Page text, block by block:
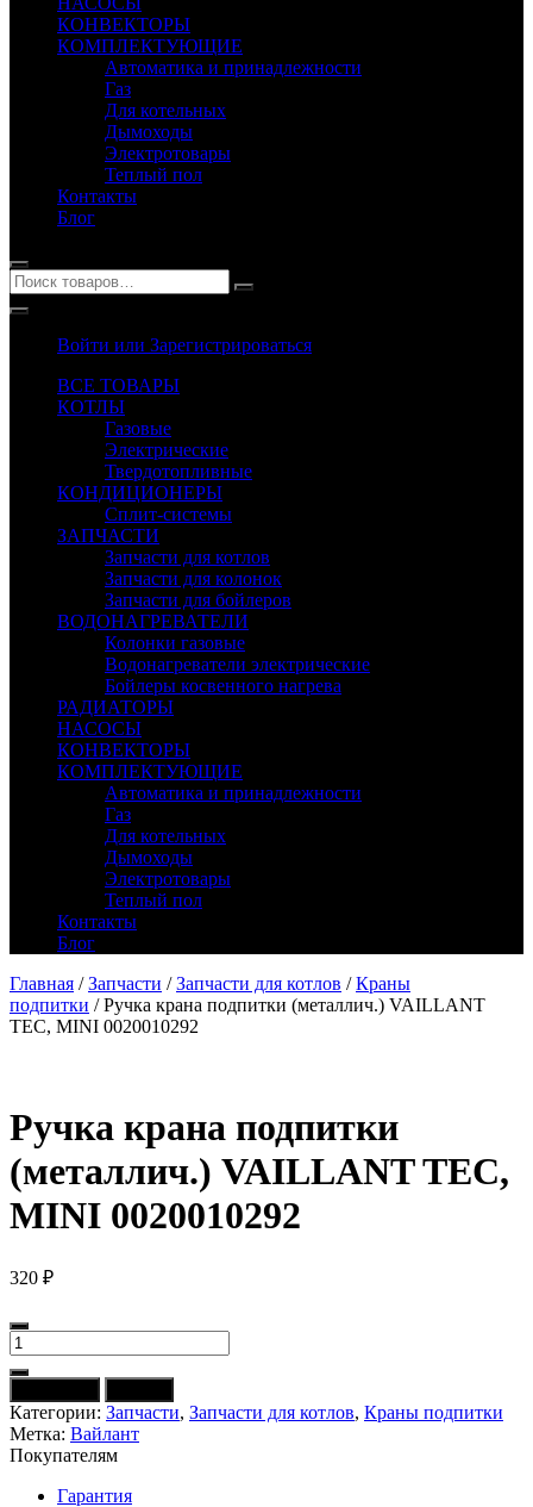
КОНВЕКТОРЫ
КОМПЛЕКТУЮЩИЕ
Автоматика и принадлежности
Газ
Для котельных
Дымоходы
Электротовары
Теплый пол
Контакты
Блог
Войти или Зарегистрироваться
ВСЕ ТОВАРЫ
КОТЛЫ
Газовые
Электрические
Твердотопливные
КОНДИЦИОНЕРЫ
Сплит-системы
ЗАПЧАСТИ
Запчасти для котлов
Запчасти для колонок
Запчасти для бойлеров
ВОДОНАГРЕВАТЕЛИ
Колонки газовые
Водонагреватели электрические
Бойлеры косвенного нагрева
РАДИАТОРЫ
НАСОСЫ
КОНВЕКТОРЫ
КОМПЛЕКТУЮЩИЕ
Автоматика и принадлежности
Газ
Для котельных
Дымоходы
Электротовары
Теплый пол
Контакты
Блог
Главная /Запчасти /Запчасти для котлов /Краны
подпитки / Ручка крана подпитки (металлич.) VAILLANT
TEC, MINI 0020010292
Ручка крана подпитки
(металлич.) VAILLANT TEC,
MINI 0020010292
320 ₽
Количество
товара
Ручка
крана
подпитки
(металлич.)
VAILLANT
TEC,
Категории: Запчасти, Запчасти для котлов, Краны подпитки
Метка: Вайлант
Покупателям
Гарантия